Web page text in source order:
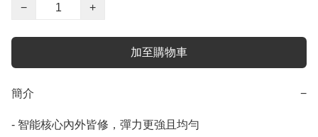
−
+
加至購物車
簡介 −
- 智能核心內外皆修，彈力更強且均勻